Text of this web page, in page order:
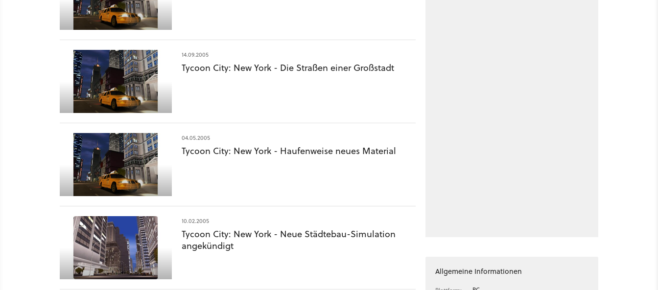
14.09.2005
Tycoon City: New York - Die Straßen einer Großstadt
04.05.2005
Tycoon City: New York - Haufenweise neues Material
10.02.2005
Tycoon City: New York - Neue Städtebau-Simulation
angekündigt
Allgemeine Informationen